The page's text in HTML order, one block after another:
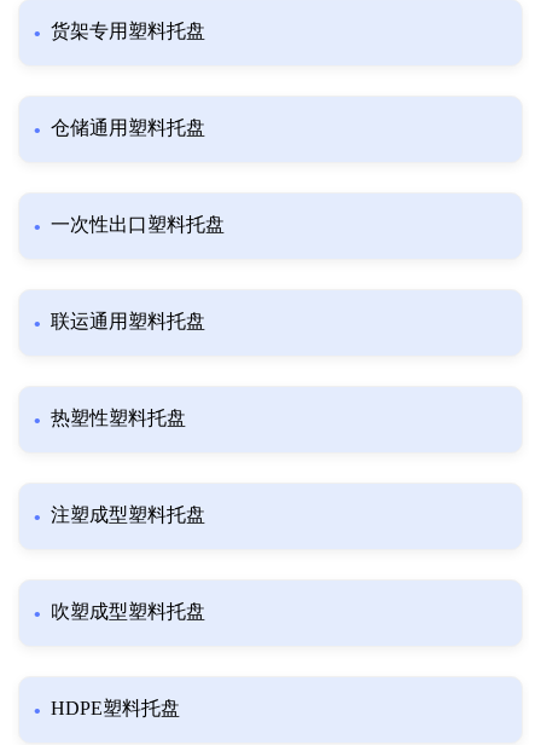
货架专用塑料托盘
仓储通用塑料托盘
一次性出口塑料托盘
联运通用塑料托盘
热塑性塑料托盘
注塑成型塑料托盘
吹塑成型塑料托盘
HDPE塑料托盘